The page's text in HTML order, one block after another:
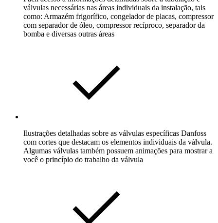
válvulas necessárias nas áreas individuais da instalação, tais
como: Armazém frigorífico, congelador de placas, compressor
com separador de óleo, compressor recíproco, separador da
bomba e diversas outras áreas
Ilustrações detalhadas sobre as válvulas específicas Danfoss
com cortes que destacam os elementos individuais da válvula.
Algumas válvulas também possuem animações para mostrar a
você o princípio do trabalho da válvula